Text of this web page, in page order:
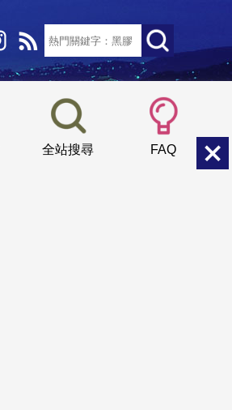
全站搜尋 FAQ
小 中